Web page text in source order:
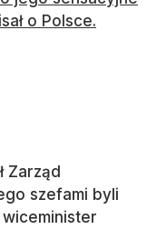
o Polsce.
Zarząd
szefami byli